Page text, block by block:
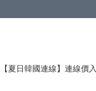
【夏日韓國連線】連線價